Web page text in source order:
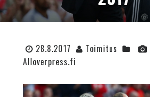
28.8.2017 Toimitus
Alloverpress.fi